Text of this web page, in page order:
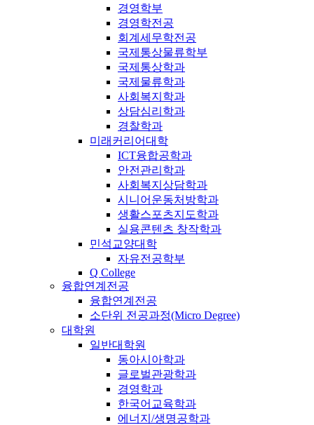
경영학부
경영학전공
회계세무학전공
국제통상물류학부
국제통상학과
국제물류학과
사회복지학과
상담심리학과
경찰학과
미래커리어대학
ICT융합공학과
안전관리학과
사회복지상담학과
시니어운동처방학과
생활스포츠지도학과
실용콘텐츠 창작학과
민석교양대학
자유전공학부
Q College
융합연계전공
융합연계전공
소단위 전공과정(Micro Degree)
대학원
일반대학원
동아시아학과
글로벌관광학과
경영학과
한국어교육학과
에너지/생명공학과